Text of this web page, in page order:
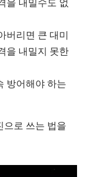
을 내밀수도 없
버리면 큰 대미
을 내밀지 못한
방어해야 하는
으로 쓰는 법을